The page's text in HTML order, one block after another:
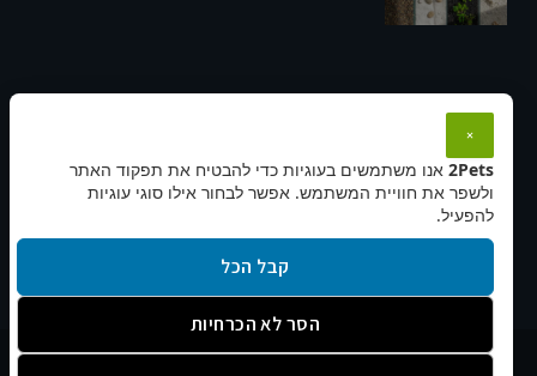
מידע, תקנון ונגישות:
תקנון ותנאי שימוש
הצהרת נגישות
מדיניות פרטיות
×
2Pets אנו משתמשים בעוגיות כדי להבטיח את תפקוד האתר
ולשפר את חוויית המשתמש. אפשר לבחור אילו סוגי עוגיות
להפעיל.
קבל הכל
הסר לא הכרחיות